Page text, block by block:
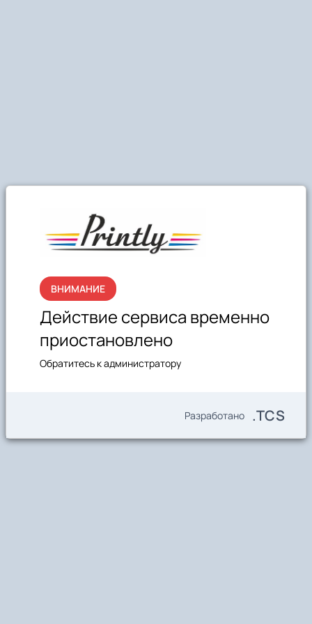
ВНИМАНИЕ
Действие сервиса временно
приостановлено
Обратитесь к администратору
Разработано .TCS